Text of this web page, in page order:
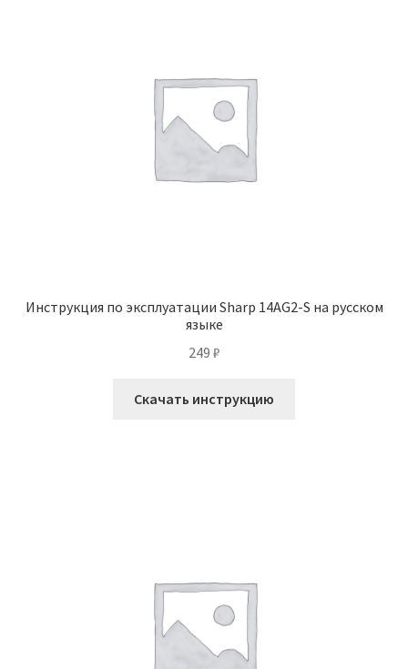
Инструкция по эксплуатации Sharp 14AG2-S на русском
языке
249 ₽
Скачать инструкцию